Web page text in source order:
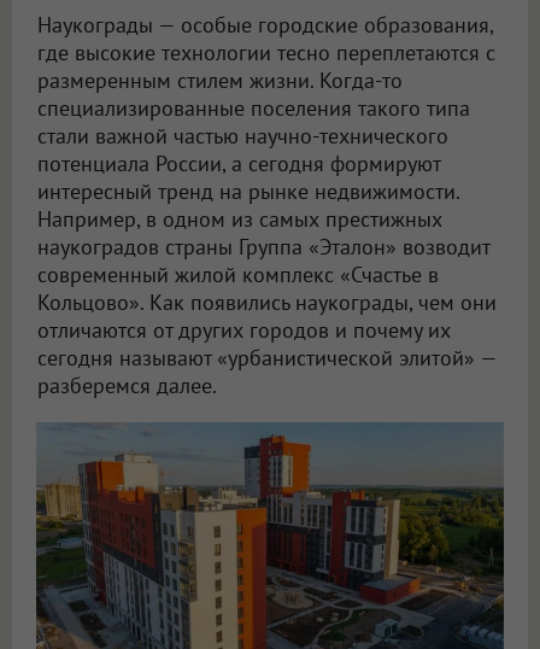
Наукограды — особые городские образования,
где высокие технологии тесно переплетаются с
размеренным стилем жизни. Когда-то
специализированные поселения такого типа
стали важной частью научно-технического
потенциала России, а сегодня формируют
интересный тренд на рынке недвижимости.
Например, в одном из самых престижных
наукоградов страны Группа «Эталон» возводит
современный жилой комплекс «Счастье в
Кольцово». Как появились наукограды, чем они
отличаются от других городов и почему их
сегодня называют «урбанистической элитой» —
разберемся далее.